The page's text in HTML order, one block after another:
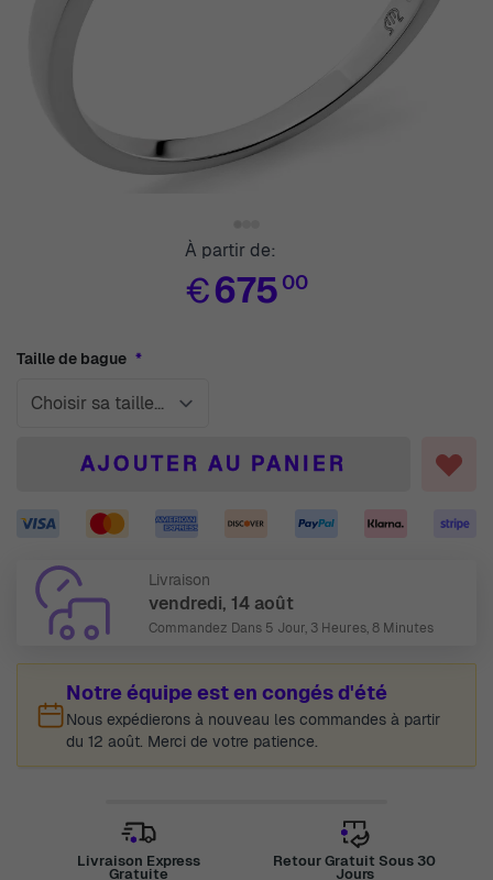
À partir de:
€675 00
Taille de bague
AJOUTER AU PANIER
Livraison
vendredi, 14 août
Commandez Dans 5 Jour, 3 Heures, 8 Minutes
Notre équipe est en congés d'été
Nous expédierons à nouveau les commandes à partir
du 12 août. Merci de votre patience.
Livraison Express
Gratuite
Retour Gratuit Sous 30
Jours